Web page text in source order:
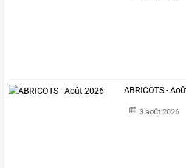
ABRICOTS -
3 août 2026